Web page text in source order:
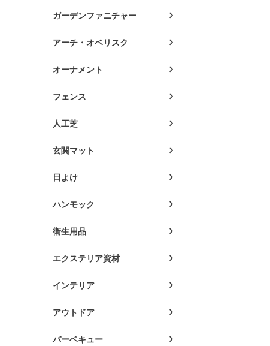
ガーデンファニチャー
アーチ・オベリスク
オーナメント
フェンス
人工芝
玄関マット
日よけ
ハンモック
衛生用品
エクステリア資材
インテリア
アウトドア
バーベキュー